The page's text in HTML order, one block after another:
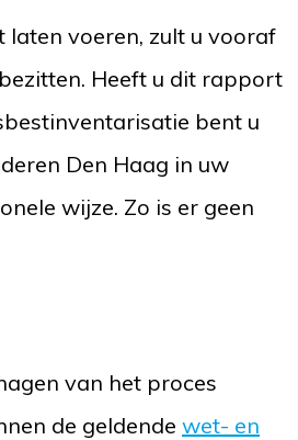
voeren, zult u vooraf
Heeft u dit rapport
bent u
Den Haag in uw
wijze. Zo is er geen
van het proces
de geldende wet- en